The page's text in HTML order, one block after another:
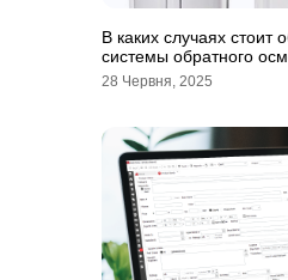
В каких случаях стоит
системы обратного
28 Червня, 2025